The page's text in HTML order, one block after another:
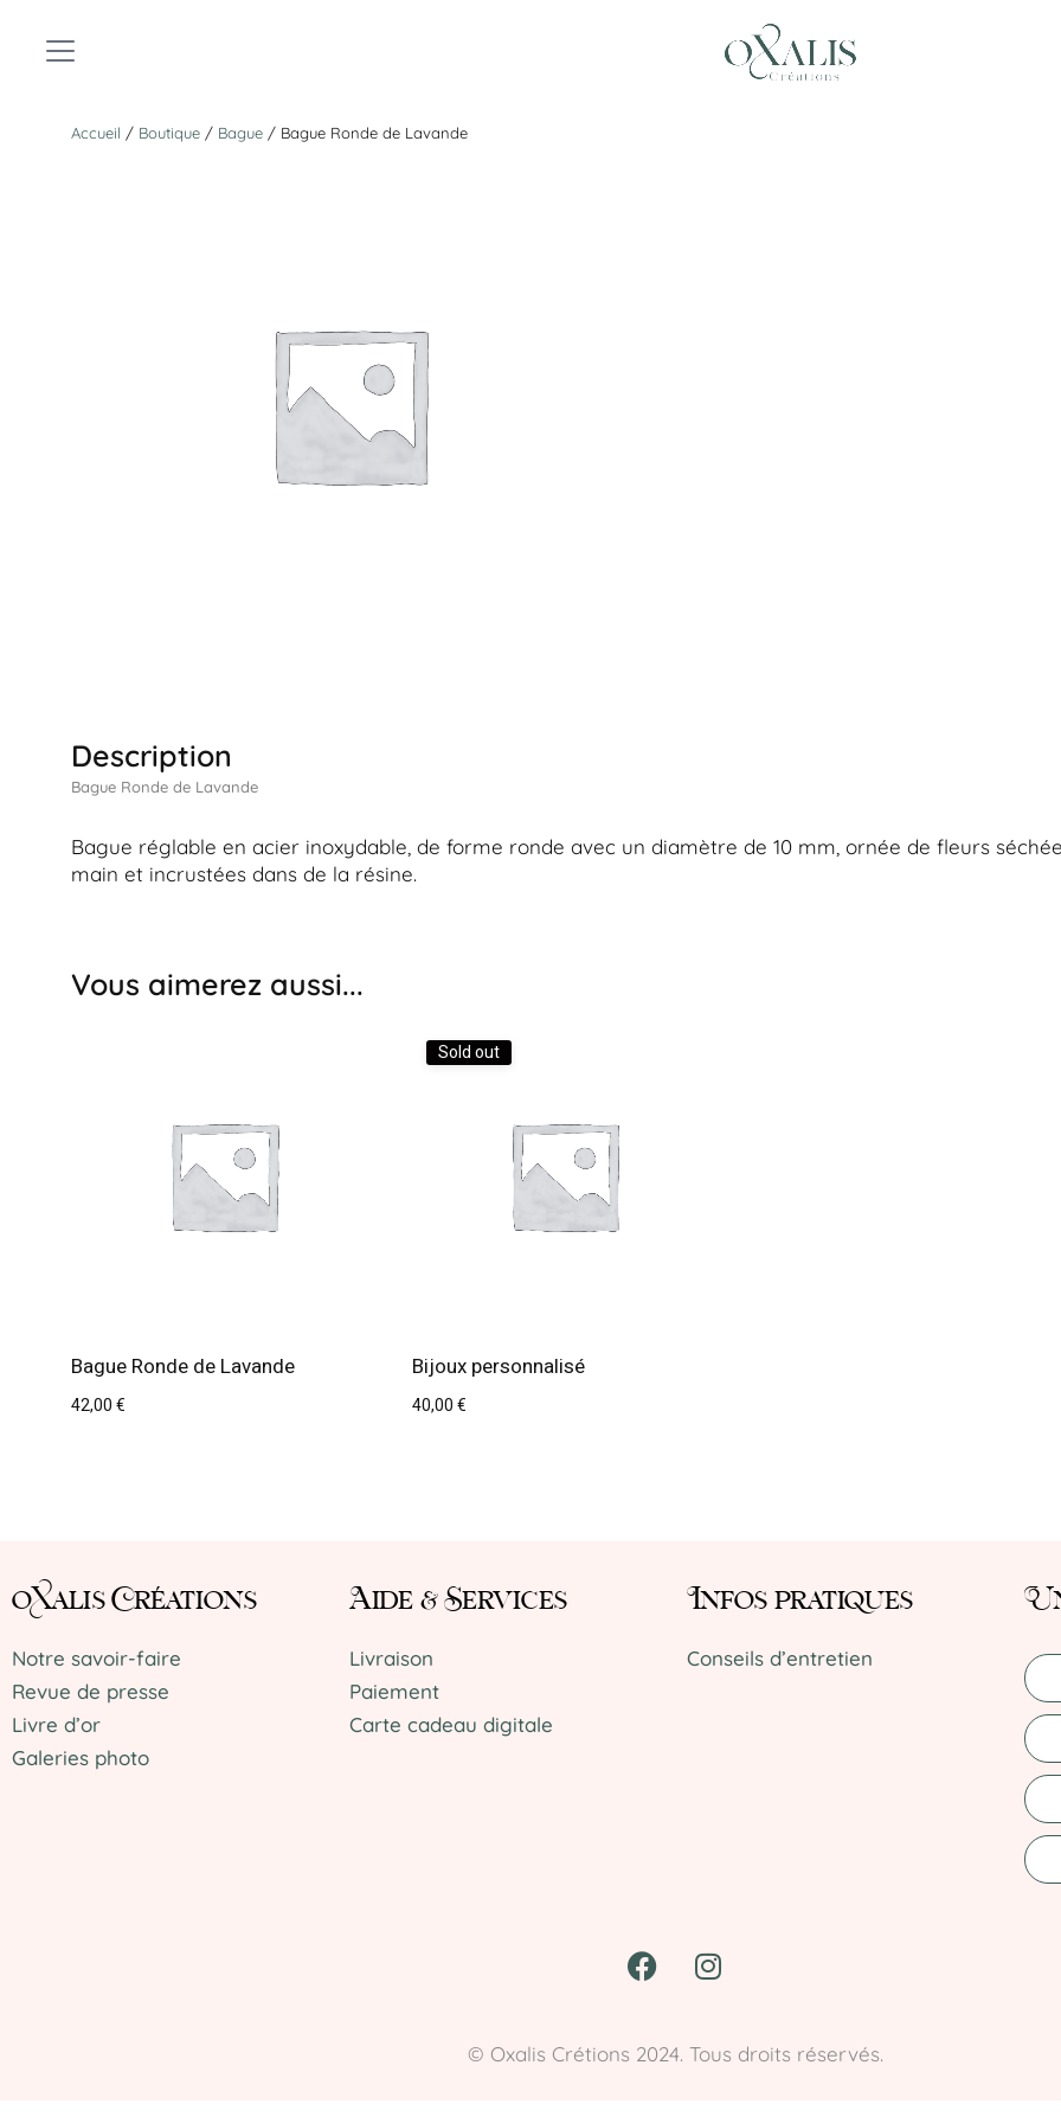
Accueil / Boutique / Bague / Bague Ronde de Lavande
Description
Bague Ronde de Lavande
Bague réglable en acier inoxydable, de forme ronde avec un diamètre de 10 mm, ornée de fleurs
main et incrustées dans de la résine.
Vous aimerez aussi...
Bague Ronde de Lavande
42,00€
Sold out
Bijoux personnalisé
40,00€
oXalis Créations
Notre savoir-faire
Revue de presse
Livre d’or
Galeries photo
Aide & Services
Livraison
Paiement
Carte cadeau digitale
Infos pratiques
Conseils d’entretien
© Oxalis Crétions 2024. Tous droits réservés.